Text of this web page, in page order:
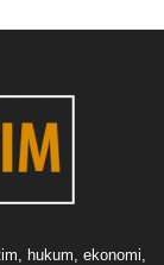
hukum, ekonomi,